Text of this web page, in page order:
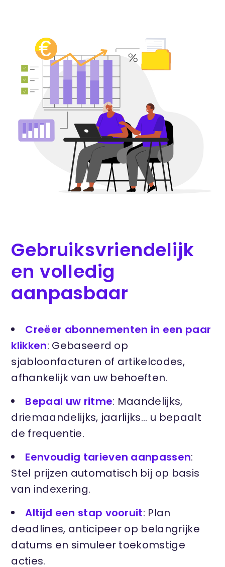
Gebruiksvriendelijk
en volledig
aanpasbaar
Creëer abonnementen in een paar
klikken: Gebaseerd op
sjabloonfacturen of artikelcodes,
afhankelijk van uw behoeften.
Bepaal uw ritme: Maandelijks,
driemaandelijks, jaarlijks... u bepaalt
de frequentie.
Eenvoudig tarieven aanpassen:
Stel prijzen automatisch bij op basis
van indexering.
Altijd een stap vooruit: Plan
deadlines, anticipeer op belangrijke
datums en simuleer toekomstige
acties.